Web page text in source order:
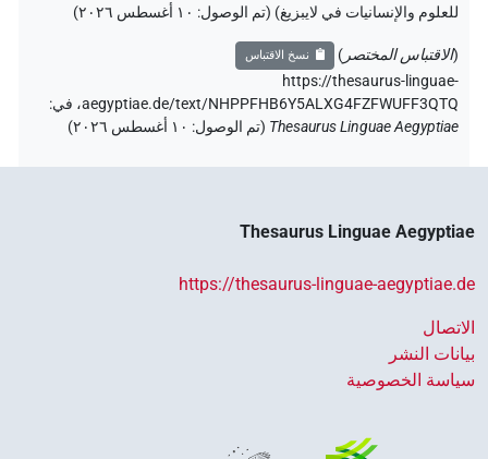
للعلوم والإنسانيات في لايبزيغ) (تم الوصول: ١٠ أغسطس ٢٠٢٦ )
(الاقتباس المختصر ) نسخ الاقتباس
https://thesaurus-linguae-
aegyptiae.de/text/NHPPFHB6Y5ALXG4FZFWUFF3QTQ، في:
Thesaurus Linguae Aegyptiae
(تم الوصول: ١٠ أغسطس ٢٠٢٦ )
Thesaurus Linguae Aegyptiae
https://thesaurus-linguae-aegyptiae.de
الاتصال
بيانات النشر
سياسة الخصوصية